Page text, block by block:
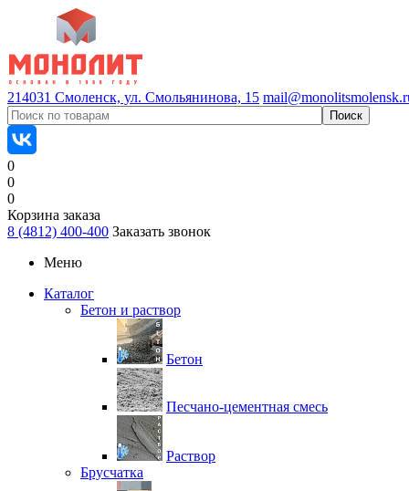
214031 Смоленск, ул. Смольянинова, 15
0
0
0
Корзина заказа
8 (4812) 400-400 Заказать звонок
Меню
Каталог
Бетон и раствор
Бетон
Песчано-цементная смесь
Раствор
Брусчатка